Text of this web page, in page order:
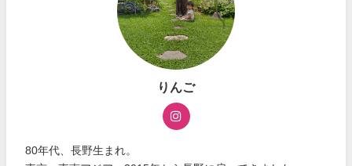
りんご
80年代、長野生まれ。